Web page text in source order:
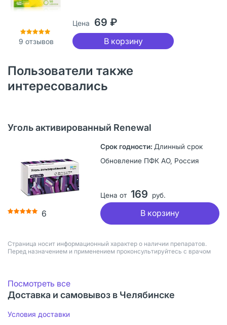
9 отзывов
Цена 69 ₽
В корзину
Пользователи также
интересовались
Уголь активированный Renewal
6
Длинный срок
Обновление ПФК АО, Россия
Цена от 169 руб.
В корзину
Страница носит информационный характер о наличии препаратов.
Перед назначением и применением проконсультируйтесь с врачом
Посмотреть все
Доставка и самовывоз в Челябинске
Условия доставки